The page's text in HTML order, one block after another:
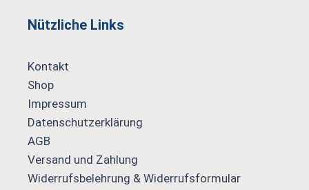
Nützliche Links
Kontakt
Shop
Impressum
Datenschutzerklärung
AGB
Versand und Zahlung
Widerrufsbelehrung & Widerrufsformular